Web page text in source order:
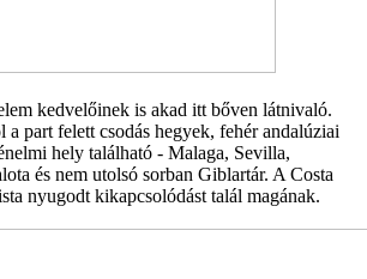
kedvelőinek is akad itt bőven látnivaló.
part felett csodás hegyek, fehér andalúziai
hely található - Malaga, Sevilla,
és nem utolsó sorban Giblartár. A Costa
nyugodt kikapcsolódást talál magának.